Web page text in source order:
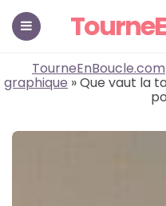
TourneEnBoucle.com
graphique » Que vaut la